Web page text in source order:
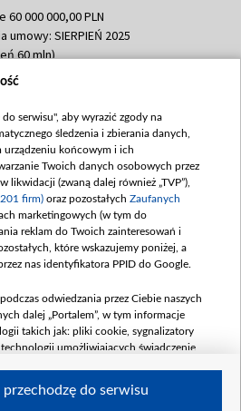
60 000 000,00 PLN
umowy: SIERPIEŃ 2025
60 mln)
783 051,21 PLN
100 mln, październik 350
mln)
48 862 000,00 PLN
umowy: GRUDZIEŃ 2025
60,548 mln)
900 000 000,00 PLN
umowy: LUTY 2026 (wpłata
7 maja 180 mln, 8
250 000 000,00 PLN
serwisu", aby wyrazić zgody na
śledzenia i zbierania danych,
końcowym i ich
Twoich danych osobowych przez
likwidacji (zwaną dalej również „TVP”),
firm) oraz pozostałych Zaufanych
marketingowych (w tym do
reklam do Twoich zainteresowań i
które wskazujemy poniżej, a
nas identyfikatora PPID do Google.
odwiedzania przez Ciebie naszych
dalej „Portalem”, w tym informacje
takich jak: pliki cookie, sygnalizatory
umożliwiających świadczenie
do serwisu